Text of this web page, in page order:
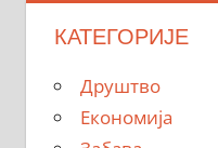
КАТЕГОРИЈЕ
Друштво
Економија